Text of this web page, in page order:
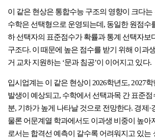
이 같은 현상은 통합수능 구조의 영향이 크다는
수학은 선택형으로 운영되는데, 동일한 원점수
하 선택자의 표준점수가 확률과 통계 선택자보
구조다. 이 때문에 높은 점수를 받기 위해 이과
거 교차 지원하는 ‘문과 침공’이 이어지고 있다.
입시업계는 이 같은 현상이 2026학년도, 2027
발생이 예상되고, 수학에서 선택과목 간 표준
분, 기하가 높게 나타날 것으로 전망한다. 경제·
물론 어문계열 학과에서도 이과생 비중이 높아
로서는 합격선 예측이 갈수록 어려워지고 있는